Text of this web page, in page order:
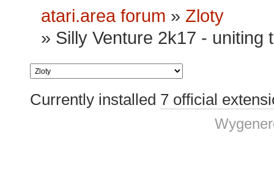
atari.area forum » Zloty
» Silly Venture 2k17 - uniting
Currently installed 7 official